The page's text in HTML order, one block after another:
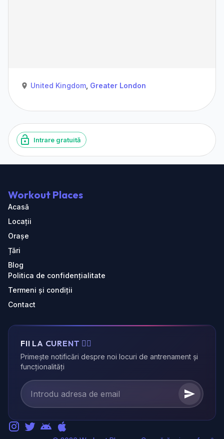
United Kingdom Greater London
Intrare gratuită
Workout Places
Acasă
Locații
Orașe
Țări
Blog
Politica de confidențialitate
Termeni și condiții
Contact
FII LA CURENT 🏃‍♂️
Primește notificări despre noi locuri de antrenament și
funcționalități